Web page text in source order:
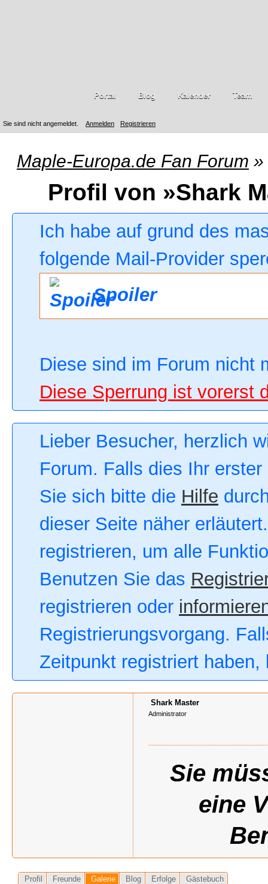
Sie sind nicht angemeldet. Anmelden Registrieren
Portal Blog Kalender Team
Maple-Europa.de Fan Forum »
Profil von »Shark
Ich habe auf grund des
folgende Mail-Provider
Spoiler
Diese sind im Forum nicht
Diese Sperrung ist vorerst
Lieber Besucher, herzlich
Forum. Falls dies Ihr
Sie sich bitte die Hilfe
dieser Seite näher
registrieren, um alle
Benutzen Sie das
registrieren oder
Registrierungsvorgang.
Zeitpunkt registriert
Shark Master
Administrator
Sie
eine
Profil Freunde Galerie Blog Erfolge Gästebuch